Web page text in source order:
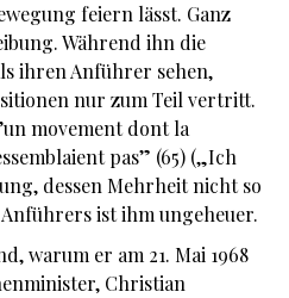
feiern lässt. Ganz
Während ihn die
ihren Anführer sehen,
nur zum Teil vertritt.
movement dont la
pas” (65) („Ich
dessen Mehrheit nicht so
Anführers ist ihm ungeheuer.
warum er am 21. Mai 1968
Christian